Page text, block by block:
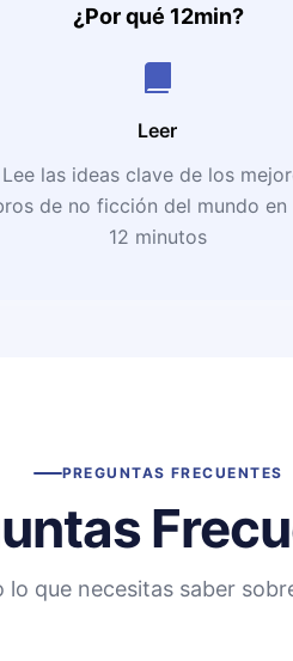
¿Por qué 12min?
Leer
Lee las ideas clave de los
de no ficción del mundo en
12 minutos
PREGUNTAS FRECUENTES
lo que necesitas saber